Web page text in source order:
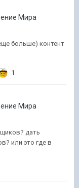
Мира
больше) контент
1
Мира
дать
или это где в